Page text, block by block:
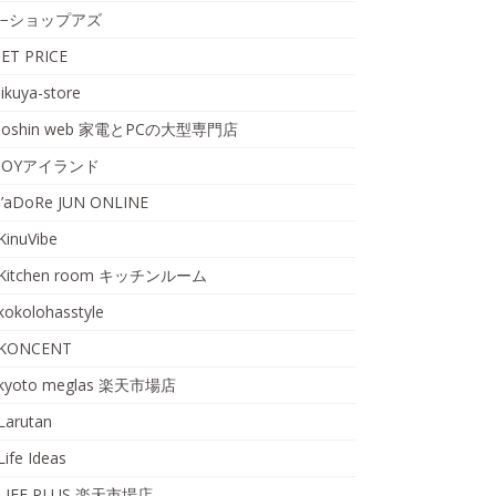
ショップアズ
PRICE
store
web 家電とPCの大型専門店
アイランド
JUN ONLINE
room キッチンルーム
meglas 楽天市場店
Ideas